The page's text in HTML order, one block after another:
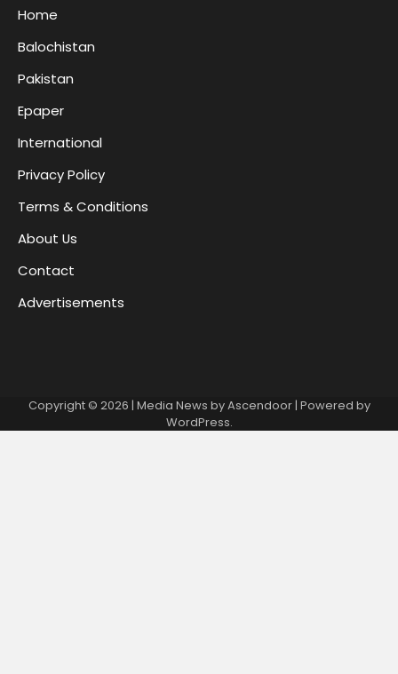
Home
Balochistan
Pakistan
Epaper
International
Privacy Policy
Terms & Conditions
About Us
Contact
Advertisements
Copyright © 2026 | Media News byAscendoor| Powered by
WordPress.